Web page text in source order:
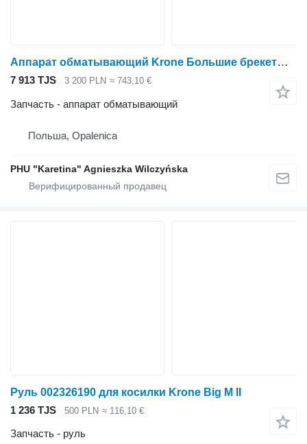
Аппарат обматывающий Krone Большие брекеты для техники для заготовки сена Krone
7 913 TJS 3 200 PLN ≈ 743,10 €
Запчасть - аппарат обматывающий
Польша, Opalenica
PHU "Karetina" Agnieszka Wilczyńska
Руль 002326190 для косилки Krone Big M II
1 236 TJS
500 PLN ≈ 116,10 €
Запчасть - руль